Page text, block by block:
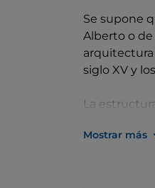
Se supone
Alberto o
arquitectura
siglo XV y
La
dentada y
Mostrar más